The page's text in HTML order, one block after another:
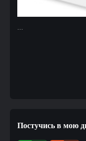
Постучись в мою